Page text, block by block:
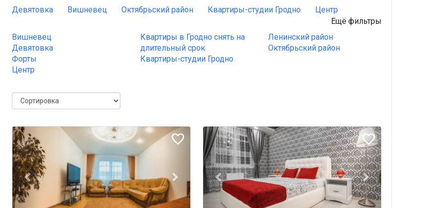
Девятовка Вишневец Октябрьский район Квартиры-студии Гродно Центр
Ещё фильтры
Вишневец
Девятовка
Форты
Центр
Квартиры в Гродно снять на
длительный срок
Квартиры-студии Гродно
Ленинский район
Октябрьский район